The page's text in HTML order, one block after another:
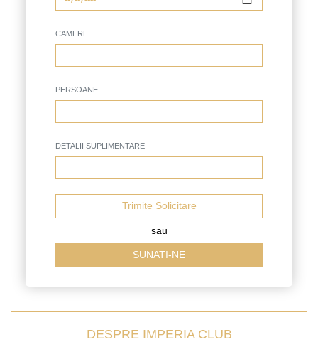
CAMERE
PERSOANE
DETALII SUPLIMENTARE
Trimite Solicitare
sau
SUNATI-NE
DESPRE IMPERIA CLUB